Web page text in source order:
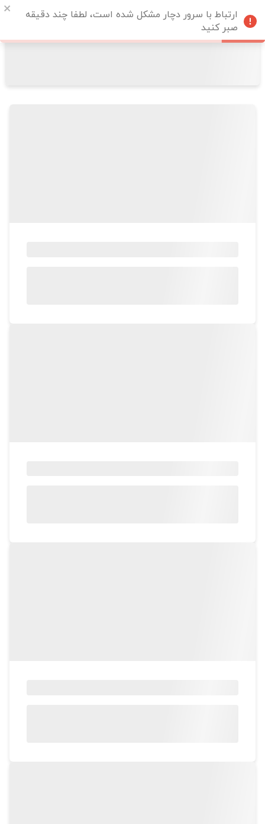
ارتباط با سرور دچار مشکل شده است، لطفا چند دقیقه
صبر کنید